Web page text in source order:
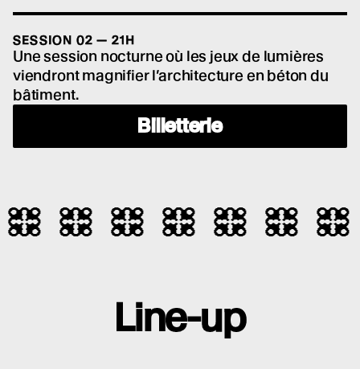
SESSION 02 — 21H
Une session nocturne où les jeux de lumières
viendront magnifier l’architecture en béton du
bâtiment.
Billetterie
Line-up